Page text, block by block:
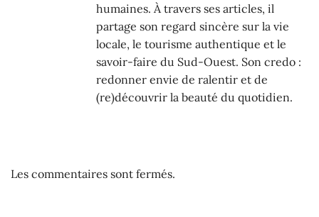
humaines. À travers ses articles, il
partage son regard sincère sur la vie
locale, le tourisme authentique et le
savoir-faire du Sud-Ouest. Son credo :
redonner envie de ralentir et de
(re)découvrir la beauté du quotidien.
Les commentaires sont fermés.